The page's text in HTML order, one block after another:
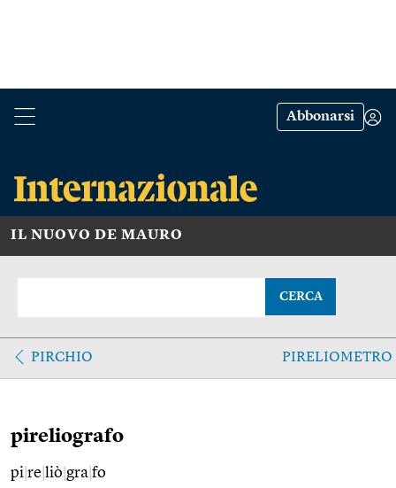
Abbonarsi
IL NUOVO DE MAURO
CERCA
PIRCHIO PIRELIOMETRO
pireliografo
pi re liò gra fo